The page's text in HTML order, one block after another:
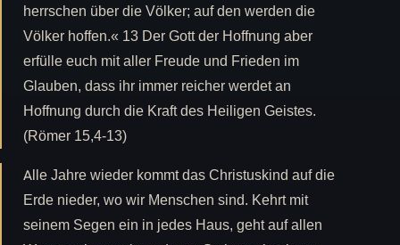
herrschen über die Völker; auf den werden die
Völker hoffen.« 13 Der Gott der Hoffnung aber
erfülle euch mit aller Freude und Frieden im
Glauben, dass ihr immer reicher werdet an
Hoffnung durch die Kraft des Heiligen Geistes.
(Römer 15,4-13)
Alle Jahre wieder kommt das Christuskind auf die
Erde nieder, wo wir Menschen sind. Kehrt mit
seinem Segen ein in jedes Haus, geht auf allen